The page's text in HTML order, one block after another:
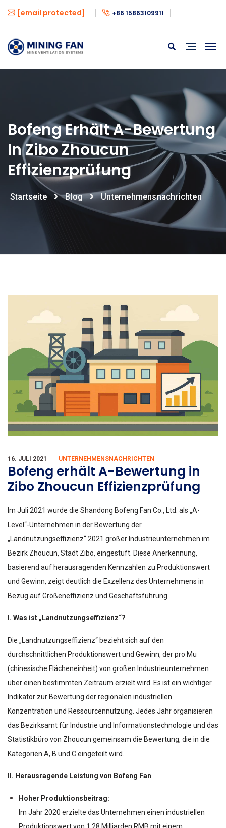
[email protected] +86 15863109911
Bofeng Erhält A-Bewertung
In Zibo Zhoucun
Effizienzprüfung
Startseite Blog Unternehmensnachrichten
16. JULI 2021 UNTERNEHMENSNACHRICHTEN
Bofeng erhält A-Bewertung in
Zibo Zhoucun Effizienzprüfung
Im Juli 2021 wurde die Shandong Bofeng Fan Co., Ltd. als „A-
Level“-Unternehmen in der Bewertung der
„Landnutzungseffizienz“ 2021 großer Industrieunternehmen im
Bezirk Zhoucun, Stadt Zibo, eingestuft. Diese Anerkennung,
basierend auf herausragenden Kennzahlen zu Produktionswert
und Gewinn, zeigt deutlich die Exzellenz des Unternehmens in
Bezug auf Größeneffizienz und Geschäftsführung.
I. Was ist „Landnutzungseffizienz“?
Die „Landnutzungseffizienz“ bezieht sich auf den
durchschnittlichen Produktionswert und Gewinn, der pro Mu
(chinesische Flächeneinheit) von großen Industrieunternehmen
über einen bestimmten Zeitraum erzielt wird. Es ist ein wichtiger
Indikator zur Bewertung der regionalen industriellen
Konzentration und Ressourcennutzung. Jedes Jahr organisieren
das Bezirksamt für Industrie und Informationstechnologie und das
Statistikbüro von Zhoucun gemeinsam die Bewertung, die in die
Kategorien A, B und C eingeteilt wird.
II. Herausragende Leistung von Bofeng Fan
Hoher Produktionsbeitrag:
Im Jahr 2020 erzielte das Unternehmen einen industriellen